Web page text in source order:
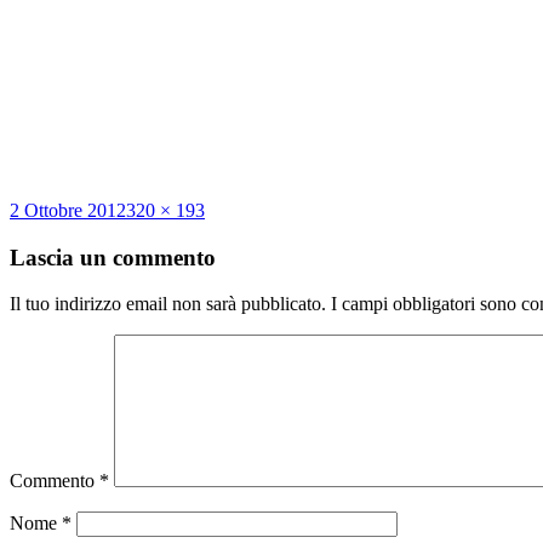
Scritto
2 Ottobre 2012Dimensione
320 × 193
Lascia un commento
Il tuo indirizzo email non sarà pubblicato. I campi obbligatori sono
Commento *
Nome *